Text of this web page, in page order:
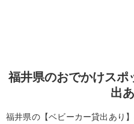
福井県のおでかけスポ
出
福井県の【ベビーカー貸出あり